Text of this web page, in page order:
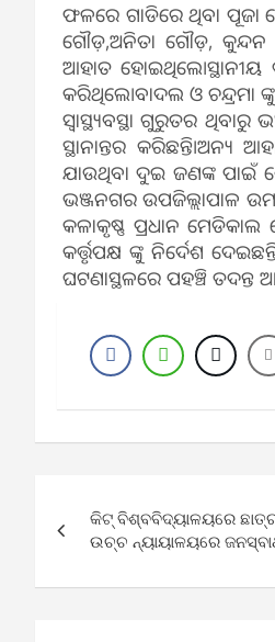
ଫଳରେ ଗାଡିରେ ଥିବା ପୂଜା
ଗୌଡ଼,ଅନିତା ଗୌଡ଼, କୁନ୍ଦନ
ଆହାତ ହୋଇଥିଲେ।ସ୍ଥାନୀୟ
କରିଥିଲେ।ବାଦଲ ଓ ଚନ୍ଦ୍ରମା
ସ୍ୱାସ୍ଥ୍ୟବସ୍ଥା ଗୁରୁତର
ସ୍ଥାନାନ୍ତର
ଯାଉଥିବା ଦୁଇ ଜଣଙ୍କ ପାଇଁ
ଭଞ୍ଜନଗର ଉପଜିଲ୍ଲାପାଳ
କଳାକୃଷ୍ଣ ପ୍ରଧାନ ମେଡିକାଲ
କର୍ତ୍ତୃପକ୍ଷ ଙ୍କୁ ନିର୍ଦେଶ
ଘଟଣାସ୍ଥଳରେ ପହଞ୍ଚି ତଦନ୍ତ
navigation
କିଟ୍ ବିଶ୍ବବିଦ୍ୟାଳୟରେ
ଉଚ୍ଚ ନ୍ୟାୟାଳୟରେ